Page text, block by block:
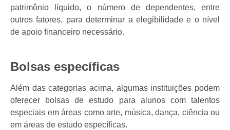
patrimônio líquido, o número de dependentes, entre
outros fatores, para determinar a elegibilidade e o nível
de apoio financeiro necessário.
Bolsas específicas
Além das categorias acima, algumas instituições podem
oferecer bolsas de estudo para alunos com talentos
especiais em áreas como arte, música, dança, ciência ou
em áreas de estudo específicas.